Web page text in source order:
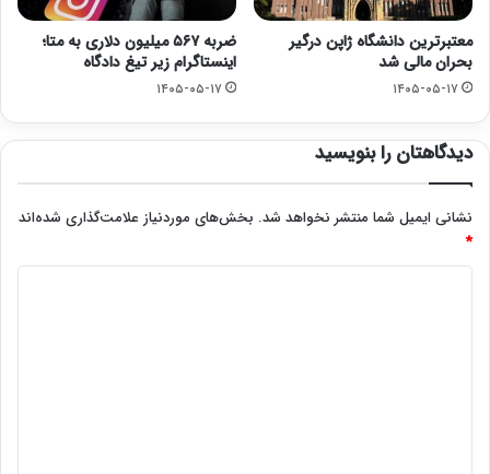
معتبرترین دانشگاه ژاپن درگیر
بحران مالی شد
۱۴۰۵-۰۵-۱۷
ضربه ۵۶۷ میلیون دلاری به متا؛
اینستاگرام زیر تیغ دادگاه
۱۴۰۵-۰۵-۱۷
دیدگاهتان را بنویسید
نشانی ایمیل شما منتشر نخواهد شد. بخش‌های موردنیاز علامت‌گذاری شده‌اند
*